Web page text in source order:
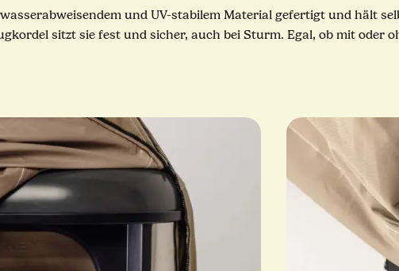
und UV-stabilem Material gefertigt und hält
sitzt sie fest und sicher, auch bei Sturm. Egal, ob mit oder